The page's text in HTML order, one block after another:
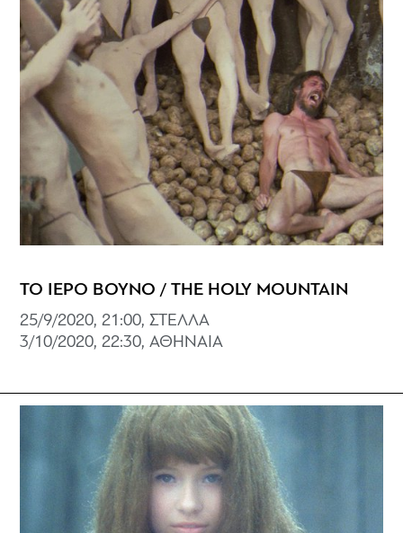
ΤΟ ΙΕΡΟ ΒΟΥΝΟ / THE HOLY MOUNTAIN
25/9/2020, 21:00, ΣΤΕΛΛΑ
3/10/2020, 22:30, ΑΘΗΝΑΙΑ